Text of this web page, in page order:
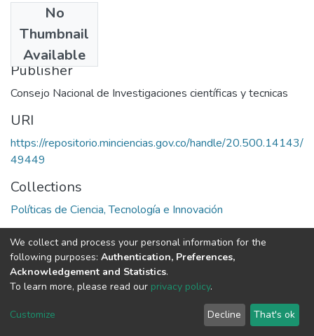
No
Thumbnail
Available
1986
Publisher
Consejo Nacional de Investigaciones científicas y tecnicas
URI
https://repositorio.minciencias.gov.co/handle/20.500.14143/
49449
Collections
Políticas de Ciencia, Tecnología e Innovación
Full item page
DSpace software copyright © 2002-2026
Cookie
End User
Agreement
Send
Feedback
We collect and process your personal information for the
following purposes: Authentication, Preferences,
Acknowledgement and Statistics.
To learn more, please read our privacy policy.
Customize Decline That's ok